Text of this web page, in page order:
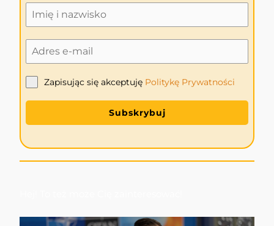
Zapisując się akceptuję Politykę Prywatności
Subskrybuj